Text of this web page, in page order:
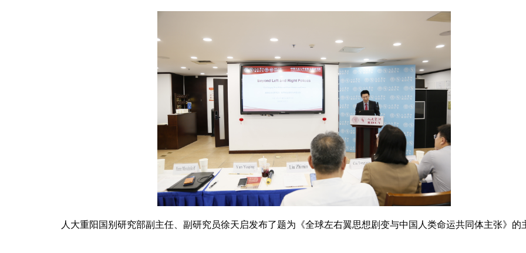
人大重阳国别研究部副主任、副研究员徐天启发布了题为《全球左右翼思想剧变与中国人类命运共同体主张》的